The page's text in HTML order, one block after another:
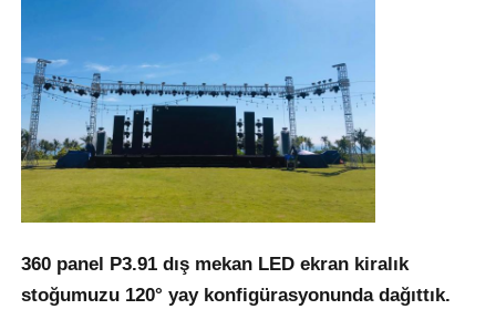
Dış LED Ekran Tablosu
Dış mekan led reklam panosu
360 panel P3.91 dış mekan LED ekran kiralık
stoğumuzu 120° yay konfigürasyonunda dağıttık.